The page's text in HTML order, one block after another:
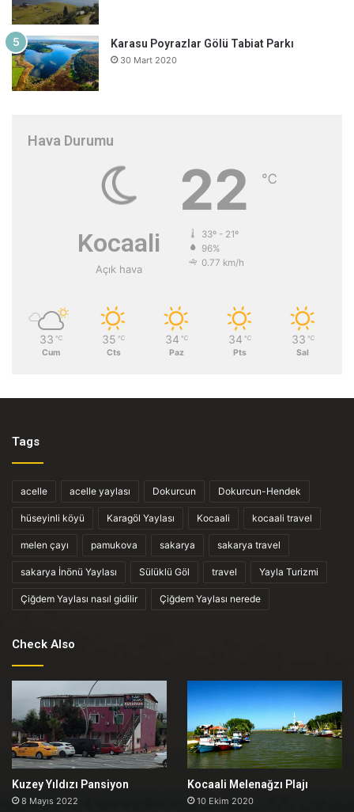
Karasu Poyrazlar Gölü Tabiat Parkı
30 Mart 2020
Hava Durumu
Kocaali
Açık hava
22 ℃
33º - 21º
96%
0.77 km/h
33 ℃
Cum
35 ℃
Cts
34 ℃
Paz
34 ℃
Pts
33 ℃
Sal
Tags
acelle acelle yaylası Dokurcun Dokurcun-Hendek
hüseyinli köyü Karagöl Yaylası Kocaali kocaali travel
melen çayı pamukova sakarya sakarya travel
sakarya İnönü Yaylası Sülüklü Göl travel Yayla Turizmi
Çiğdem Yaylası nasıl gidilir Çiğdem Yaylası nerede
Check Also
Kuzey Yıldızı Pansiyon
8 Mayıs 2022
Kocaali Melenağzı Plajı
10 Ekim 2020